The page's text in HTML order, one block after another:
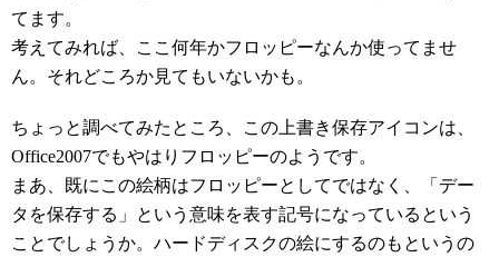
てます。
考えてみれば、ここ何年かフロッピーなんか使ってませ
ん。それどころか見てもいないかも。
ちょっと調べてみたところ、この上書き保存アイコンは、
Office2007でもやはりフロッピーのようです。
まあ、既にこの絵柄はフロッピーとしてではなく、「デー
タを保存する」という意味を表す記号になっているという
ことでしょうか。ハードディスクの絵にするのもというの